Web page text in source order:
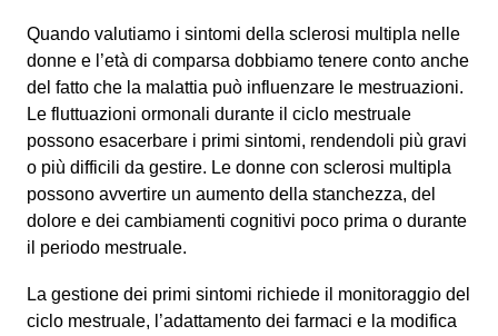
Quando valutiamo i sintomi della sclerosi multipla nelle
donne e l’età di comparsa dobbiamo tenere conto anche
del fatto che la malattia può influenzare le mestruazioni.
Le fluttuazioni ormonali durante il ciclo mestruale
possono esacerbare i primi sintomi, rendendoli più gravi
o più difficili da gestire. Le donne con sclerosi multipla
possono avvertire un aumento della stanchezza, del
dolore e dei cambiamenti cognitivi poco prima o durante
il periodo mestruale.
La gestione dei primi sintomi richiede il monitoraggio del
ciclo mestruale, l’adattamento dei farmaci e la modifica